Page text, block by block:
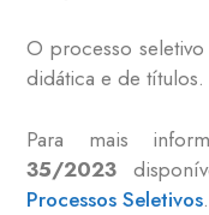
O processo
didática e de títulos.
Para mais
35/2023
Processos Seletivos.